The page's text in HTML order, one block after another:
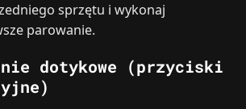
sprzętu i wykonaj
parowanie.
dotykowe (przyciski